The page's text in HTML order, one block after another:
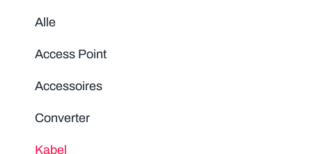
Alle
Access Point
Accessoires
Converter
Kabel